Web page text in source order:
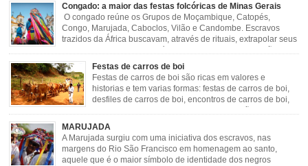
Congado: a maior das festas folcóricas de Minas Gerais
O congado reúne os Grupos de Moçambique, Catopés,
Congo, Marujada, Caboclos, Vilão e Candombe. Escravos
trazidos da África buscavam, através de rituais, extrapolar seus
sentimentos e culto a sua fé. O Congado nasceu da fusão
destes ritos com a religião católica, imposta aos negros pela Igreja, surgindo
novas histórias que envolviam, sobretudo, Nossa Senhora do […]
Festas de carros de boi
Festas de carros de boi são ricas em valores e
historias e tem varias formas: festas de carros de boi,
desfiles de carros de boi, encontros de carros de boi,
de boi, carreteada, carreiros, candeeiros, boiadas, carapinas, artesãos,
exposição agropecuária, ou seja é um ponto forte […]
MARUJADA
A Marujada surgiu com uma iniciativa dos escravos, nas
margens do Rio São Francisco em homenagem ao santo,
aquele que é o maior símbolo de identidade dos negros